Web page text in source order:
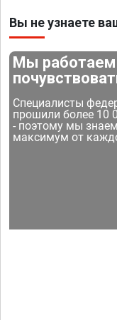
Вы не узнаете
Мы работаем
Специалисты
прошили более 10
- поэтому мы
максимум от